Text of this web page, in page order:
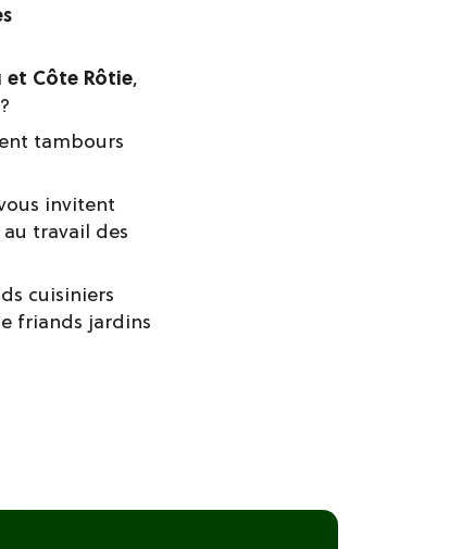
et Côte Rôtie,
tambours
invitent
travail des
cuisiniers
friands jardins